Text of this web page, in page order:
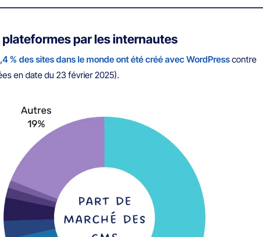
par les internautes
% des sites dans le monde ont été créé avec WordPresscontre
en date du 23 février 2025).